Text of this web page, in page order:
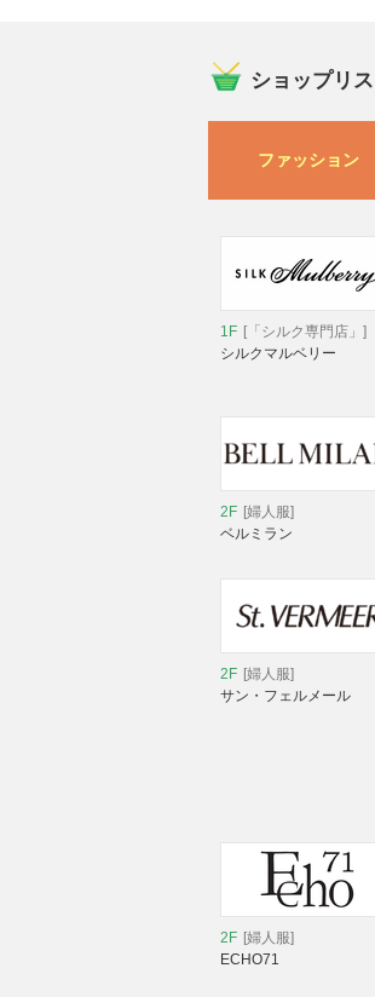
ショップリス
ファッション
1F [「シルク専門店」]
シルクマルベリー
2F [婦人服]
ベルミラン
2F [婦人服]
サン・フェルメール
2F [婦人服]
ECHO71